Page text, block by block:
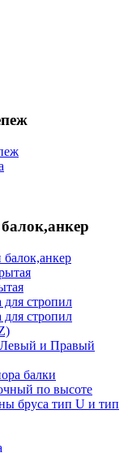
для стропил
для стропил
Левый и Правый
балки
по высоте
бруса тип U и тип